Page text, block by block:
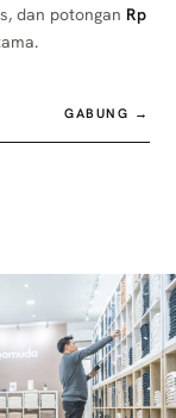
dan potongan Rp
GABUNG →